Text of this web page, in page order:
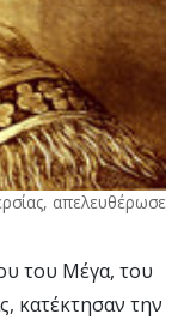
απελευθέρωσε
του Μέγα, του
κατέκτησαν την